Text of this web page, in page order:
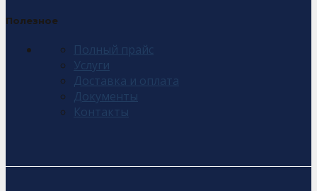
Полезное
Полный прайс
Услуги
Доставка и оплата
Документы
Контакты